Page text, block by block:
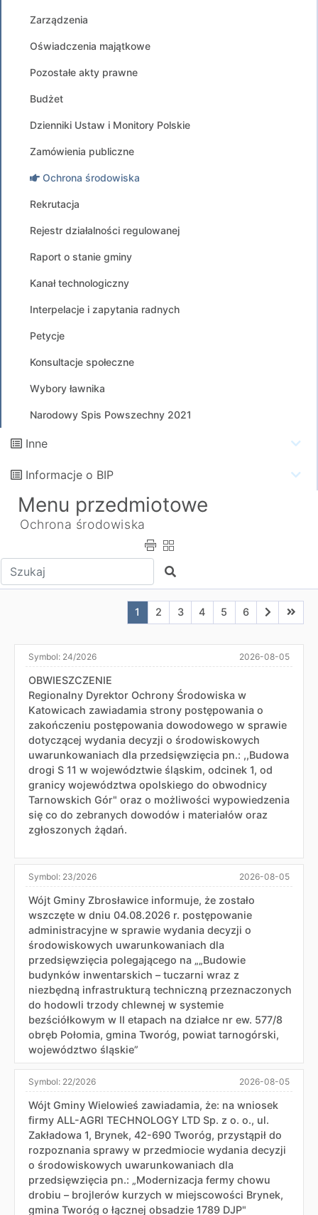
Zarządzenia
Oświadczenia majątkowe
Pozostałe akty prawne
Budżet
Dzienniki Ustaw i Monitory Polskie
Zamówienia publiczne
Ochrona środowiska
Rekrutacja
Rejestr działalności regulowanej
Raport o stanie gminy
Kanał technologiczny
Interpelacje i zapytania radnych
Petycje
Konsultacje społeczne
Wybory ławnika
Narodowy Spis Powszechny 2021
Inne
Informacje o BIP
Menu przedmiotowe
Ochrona środowiska
Wpisz tekst do wyszukania Szukaj
Aktualna strona nr 1
1 Przejdź do strony nr 2
2 Przejdź do strony nr 3
3 Przejdź do strony nr 4
4 Przejdź do strony
5 Przejdź do
6 Przejdź
Symbol: 24/2026 2026-08-05
OBWIESZCZENIE
Regionalny Dyrektor Ochrony Środowiska w
Katowicach zawiadamia strony postępowania o
zakończeniu postępowania dowodowego w sprawie
dotyczącej wydania decyzji o środowiskowych
uwarunkowaniach dla przedsięwzięcia pn.: ,,Budowa
drogi S 11 w województwie śląskim, odcinek 1, od
granicy województwa opolskiego do obwodnicy
Tarnowskich Gór" oraz o możliwości wypowiedzenia
się co do zebranych dowodów i materiałów oraz
zgłoszonych żądań.
Symbol: 23/2026 2026-08-05
Wójt Gminy Zbrosławice informuje, że zostało
wszczęte w dniu 04.08.2026 r. postępowanie
administracyjne w sprawie wydania decyzji o
środowiskowych uwarunkowaniach dla
przedsięwzięcia polegającego na „„Budowie
budynków inwentarskich – tuczarni wraz z
niezbędną infrastrukturą techniczną przeznaczonych
do hodowli trzody chlewnej w systemie
bezściółkowym w II etapach na działce nr ew. 577/8
obręb Połomia, gmina Tworóg, powiat tarnogórski,
województwo śląskie”
Symbol: 22/2026 2026-08-05
Wójt Gminy Wielowieś zawiadamia, że: na wniosek
firmy ALL-AGRI TECHNOLOGY LTD Sp. z o. o., ul.
Zakładowa 1, Brynek, 42-690 Tworóg, przystąpił do
rozpoznania sprawy w przedmiocie wydania decyzji
o środowiskowych uwarunkowaniach dla
przedsięwzięcia pn.: „Modernizacja fermy chowu
drobiu – brojlerów kurzych w miejscowości Brynek,
gmina Tworóg o łącznej obsadzie 1789 DJP"